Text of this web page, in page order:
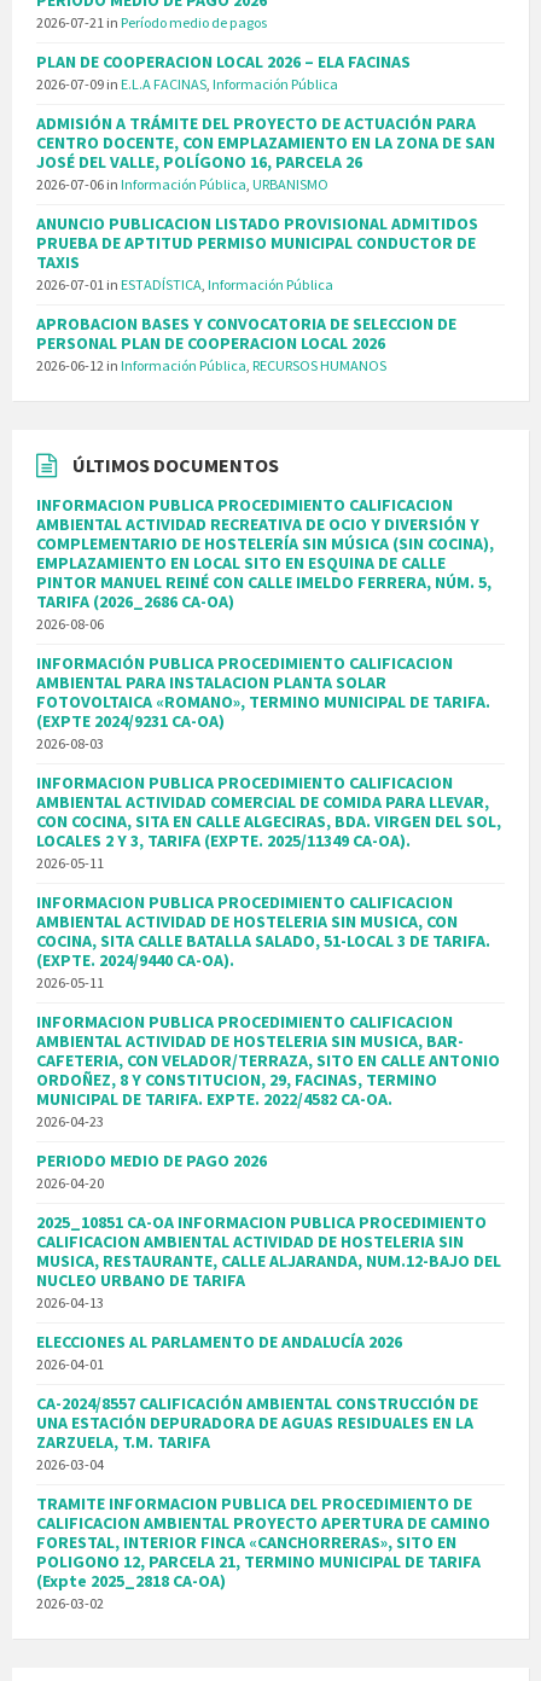
2026-07-21 in Período medio de pagos
PLAN DE COOPERACION LOCAL 2026 – ELA FACINAS
2026-07-09 in E.L.A FACINAS, Información Pública
ADMISIÓN A TRÁMITE DEL PROYECTO DE ACTUACIÓN PARA
CENTRO DOCENTE, CON EMPLAZAMIENTO EN LA ZONA DE SAN
JOSÉ DEL VALLE, POLÍGONO 16, PARCELA 26
2026-07-06 in Información Pública, URBANISMO
ANUNCIO PUBLICACION LISTADO PROVISIONAL ADMITIDOS
PRUEBA DE APTITUD PERMISO MUNICIPAL CONDUCTOR DE
TAXIS
2026-07-01 in ESTADÍSTICA, Información Pública
APROBACION BASES Y CONVOCATORIA DE SELECCION DE
PERSONAL PLAN DE COOPERACION LOCAL 2026
2026-06-12 in Información Pública, RECURSOS HUMANOS
ÚLTIMOS DOCUMENTOS
INFORMACION PUBLICA PROCEDIMIENTO CALIFICACION
AMBIENTAL ACTIVIDAD RECREATIVA DE OCIO Y DIVERSIÓN Y
COMPLEMENTARIO DE HOSTELERÍA SIN MÚSICA (SIN COCINA),
EMPLAZAMIENTO EN LOCAL SITO EN ESQUINA DE CALLE
PINTOR MANUEL REINÉ CON CALLE IMELDO FERRERA, NÚM. 5,
TARIFA (2026_2686 CA-OA)
2026-08-06
INFORMACIÓN PUBLICA PROCEDIMIENTO CALIFICACION
AMBIENTAL PARA INSTALACION PLANTA SOLAR
FOTOVOLTAICA «ROMANO», TERMINO MUNICIPAL DE TARIFA.
(EXPTE 2024/9231 CA-OA)
2026-08-03
INFORMACION PUBLICA PROCEDIMIENTO CALIFICACION
AMBIENTAL ACTIVIDAD COMERCIAL DE COMIDA PARA LLEVAR,
CON COCINA, SITA EN CALLE ALGECIRAS, BDA. VIRGEN DEL SOL,
LOCALES 2 Y 3, TARIFA (EXPTE. 2025/11349 CA-OA).
2026-05-11
INFORMACION PUBLICA PROCEDIMIENTO CALIFICACION
AMBIENTAL ACTIVIDAD DE HOSTELERIA SIN MUSICA, CON
COCINA, SITA CALLE BATALLA SALADO, 51-LOCAL 3 DE TARIFA.
(EXPTE. 2024/9440 CA-OA).
2026-05-11
INFORMACION PUBLICA PROCEDIMIENTO CALIFICACION
AMBIENTAL ACTIVIDAD DE HOSTELERIA SIN MUSICA, BAR-
CAFETERIA, CON VELADOR/TERRAZA, SITO EN CALLE ANTONIO
ORDOÑEZ, 8 Y CONSTITUCION, 29, FACINAS, TERMINO
MUNICIPAL DE TARIFA. EXPTE. 2022/4582 CA-OA.
2026-04-23
PERIODO MEDIO DE PAGO 2026
2026-04-20
2025_10851 CA-OA INFORMACION PUBLICA PROCEDIMIENTO
CALIFICACION AMBIENTAL ACTIVIDAD DE HOSTELERIA SIN
MUSICA, RESTAURANTE, CALLE ALJARANDA, NUM.12-BAJO DEL
NUCLEO URBANO DE TARIFA
2026-04-13
ELECCIONES AL PARLAMENTO DE ANDALUCÍA 2026
2026-04-01
CA-2024/8557 CALIFICACIÓN AMBIENTAL CONSTRUCCIÓN DE
UNA ESTACIÓN DEPURADORA DE AGUAS RESIDUALES EN LA
ZARZUELA, T.M. TARIFA
2026-03-04
TRAMITE INFORMACION PUBLICA DEL PROCEDIMIENTO DE
CALIFICACION AMBIENTAL PROYECTO APERTURA DE CAMINO
FORESTAL, INTERIOR FINCA «CANCHORRERAS», SITO EN
POLIGONO 12, PARCELA 21, TERMINO MUNICIPAL DE TARIFA
(Expte 2025_2818 CA-OA)
2026-03-02